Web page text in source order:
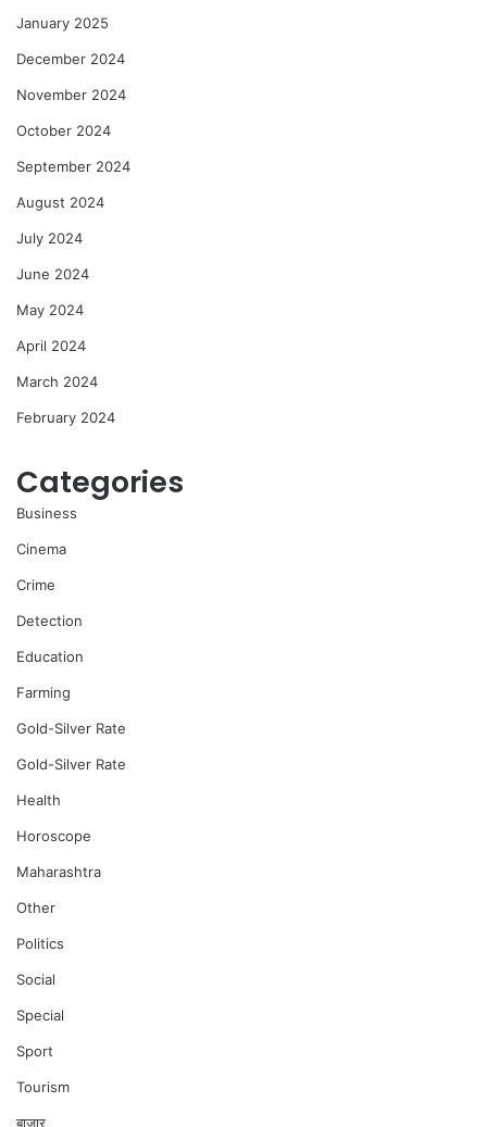
January 2025
December 2024
November 2024
October 2024
September 2024
August 2024
July 2024
June 2024
May 2024
April 2024
March 2024
February 2024
Categories
Business
Cinema
Crime
Detection
Education
Farming
Gold-Silver Rate
Gold-Silver Rate
Health
Horoscope
Maharashtra
Other
Politics
Social
Special
Sport
Tourism
बाजार